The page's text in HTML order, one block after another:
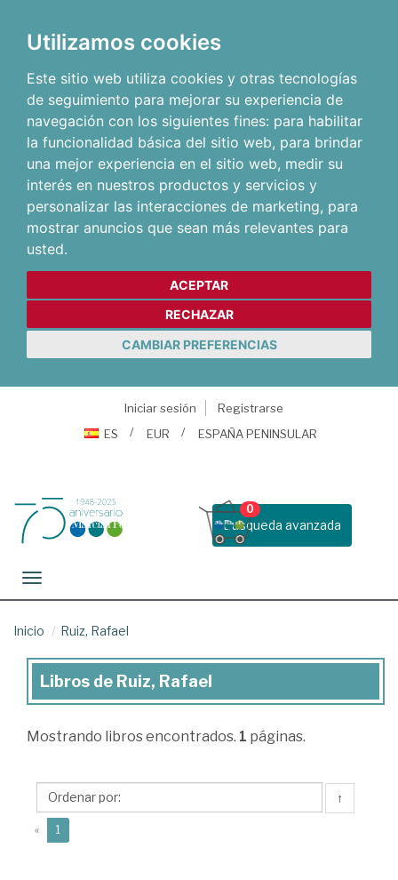
Utilizamos cookies
Este sitio web utiliza cookies y otras tecnologías
de seguimiento para mejorar su experiencia de
navegación con los siguientes fines: para habilitar
la funcionalidad básica del sitio web, para brindar
una mejor experiencia en el sitio web, medir su
interés en nuestros productos y servicios y
personalizar las interacciones de marketing, para
mostrar anuncios que sean más relevantes para
usted.
ACEPTAR
RECHAZAR
CAMBIAR PREFERENCIAS
Iniciar sesión
Registrarse
ES
EUR ESPAÑA PENINSULAR
Busqueda avanzada
0
Toggle navigation
Inicio Ruiz, Rafael
Libros
Ruiz,
Libros de Ruiz, Rafael
Mostrando libros encontrados. 1 páginas.
↑
« 1